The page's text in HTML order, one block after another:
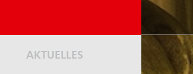
AKTUELLES